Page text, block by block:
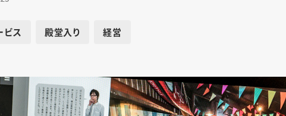
ス 殿堂入り 経営